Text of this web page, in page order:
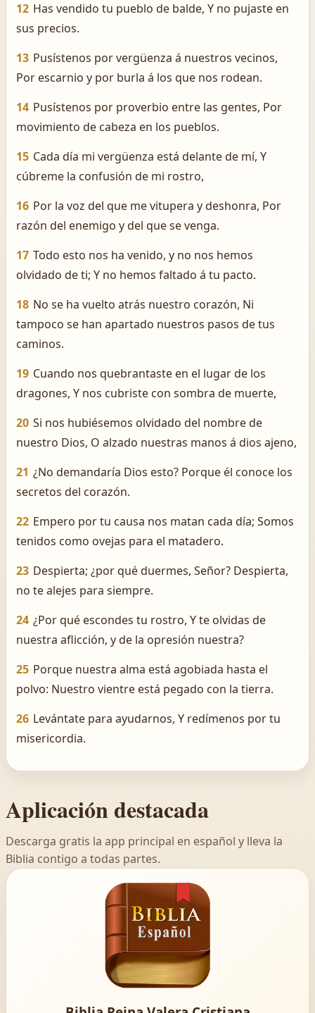
12 Has vendido tu pueblo de balde, Y no pujaste en
sus precios.
13 Pusístenos por vergüenza á nuestros vecinos,
Por escarnio y por burla á los que nos rodean.
14 Pusístenos por proverbio entre las gentes, Por
movimiento de cabeza en los pueblos.
15 Cada día mi vergüenza está delante de mí, Y
cúbreme la confusión de mi rostro,
16 Por la voz del que me vitupera y deshonra, Por
razón del enemigo y del que se venga.
17 Todo esto nos ha venido, y no nos hemos
olvidado de ti; Y no hemos faltado á tu pacto.
18 No se ha vuelto atrás nuestro corazón, Ni
tampoco se han apartado nuestros pasos de tus
caminos.
19 Cuando nos quebrantaste en el lugar de los
dragones, Y nos cubriste con sombra de muerte,
20 Si nos hubiésemos olvidado del nombre de
nuestro Dios, O alzado nuestras manos á dios ajeno,
21 ¿No demandaría Dios esto? Porque él conoce los
secretos del corazón.
22 Empero por tu causa nos matan cada día; Somos
tenidos como ovejas para el matadero.
23 Despierta; ¿por qué duermes, Señor? Despierta,
no te alejes para siempre.
24 ¿Por qué escondes tu rostro, Y te olvidas de
nuestra aflicción, y de la opresión nuestra?
25 Porque nuestra alma está agobiada hasta el
polvo: Nuestro vientre está pegado con la tierra.
26 Levántate para ayudarnos, Y redímenos por tu
misericordia.
Aplicación destacada
Descarga gratis la app principal en español y lleva la
Biblia contigo a todas partes.